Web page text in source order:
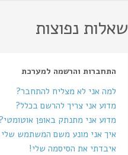
שאלות נפוצות
התחברות והרשמה למערכת
למה אני לא מצליח להתחבר?
מדוע אני צריך להרשם בכלל?
מדוע אני מתנתק באופן אוטומטי?
איך אני מונע משם המשתמש
איבדתי את הסיסמה שלי!